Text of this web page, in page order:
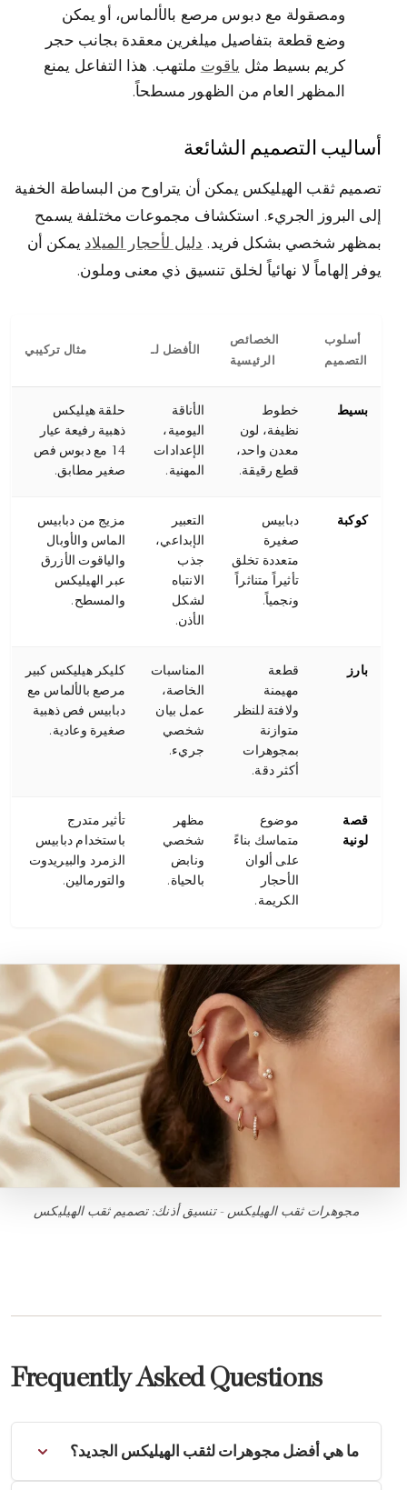
ومصقولة مع دبوس مرصع بالألماس، أو يمكن
وضع قطعة بتفاصيل ميلغرين معقدة بجانب حجر
كريم بسيط مثل ياقوتملتهب. هذا التفاعل يمنع
المظهر العام من الظهور مسطحاً.
أساليب التصميم الشائعة
تصميم ثقب الهيليكس يمكن أن يتراوح من البساطة الخفية
إلى البروز الجريء. استكشاف مجموعات مختلفة يسمح
بمظهر شخصي بشكل فريد.دليل لأحجار الميلاديمكن أن
يوفر إلهاماً لا نهائياً لخلق تنسيق ذي معنى وملون.
أسلوب
التصميم
الخصائص
الرئيسية
الأفضل لـ مثال تركيبي
بسيط
خطوط
نظيفة، لون
معدن واحد،
قطع رقيقة.
الأناقة
اليومية،
الإعدادات
المهنية.
حلقة هيليكس
ذهبية رفيعة عيار
14 مع دبوس فص
صغير مطابق.
كوكبة
دبابيس
صغيرة
متعددة تخلق
تأثيراً متناثراً
ونجمياً.
التعبير
الإبداعي،
جذب
الانتباه
لشكل
الأذن.
مزيج من دبابيس
الماس والأوبال
والياقوت الأزرق
عبر الهيليكس
والمسطح.
بارز
قطعة
مهيمنة
ولافتة للنظر
متوازنة
بمجوهرات
أكثر دقة.
المناسبات
الخاصة،
عمل بيان
شخصي
جريء.
كليكر هيليكس كبير
مرصع بالألماس مع
دبابيس فص ذهبية
صغيرة وعادية.
قصة
لونية
موضوع
متماسك بناءً
على ألوان
الأحجار
الكريمة.
مظهر
شخصي
ونابض
بالحياة.
تأثير متدرج
باستخدام دبابيس
الزمرد والبيريدوت
والتورمالين.
مجوهرات ثقب الهيليكس - تنسيق أذنك: تصميم ثقب الهيليكس
Frequently Asked Questions
ما هي أفضل مجوهرات لثقب الهيليكس الجديد؟